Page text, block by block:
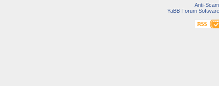
Anti-Scam
YaBB Forum Software